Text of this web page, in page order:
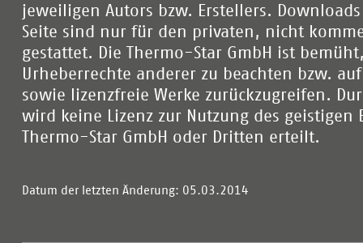
jeweiligen Autors bzw. Erstellers.
Seite sind nur für den privaten, nicht
gestattet. Die Thermo-Star GmbH ist
Urheberrechte anderer zu beachten bzw.
sowie lizenzfreie Werke zurückzugreifen.
wird keine Lizenz zur Nutzung des geistigen
Thermo-Star GmbH oder Dritten erteilt.
Datum der letzten Änderung: 05.03.2014